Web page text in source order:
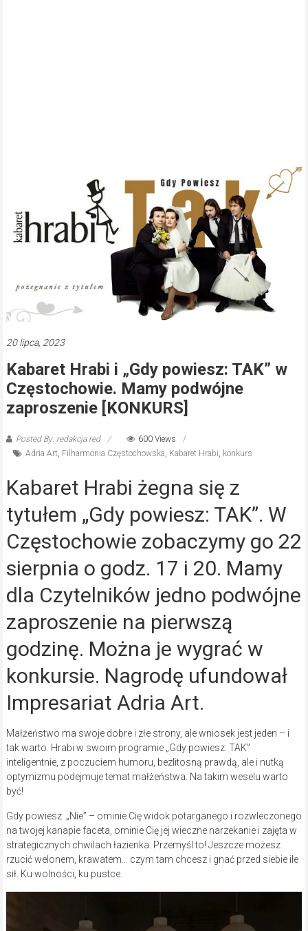
20 lipca, 2023
Kabaret Hrabi i „Gdy powiesz: TAK” w
Częstochowie. Mamy podwójne
zaproszenie [KONKURS]
Posted By: redakcja red
600 Views
Adria Art, Filharmonia Częstochowska, Kabaret Hrabi, konkurs
Kabaret Hrabi żegna się z
tytułem „Gdy powiesz: TAK”. W
Częstochowie zobaczymy go 22
sierpnia o godz. 17 i 20. Mamy
dla Czytelników jedno podwójne
zaproszenie na pierwszą
godzinę. Można je wygrać w
konkursie. Nagrodę ufundował
Impresariat Adria Art.
Małżeństwo ma swoje dobre i złe strony, ale wniosek jest jeden – i
tak warto. Hrabi w swoim programie „Gdy powiesz: TAK”
inteligentnie, z poczuciem humoru, bezlitosną prawdą, ale i nutką
optymizmu podejmuje temat małżeństwa. Na takim weselu warto
być!
Gdy powiesz: „Nie” – ominie Cię widok potarganego i rozwleczonego
na twojej kanapie faceta, ominie Cię jej wieczne narzekanie i zajęta w
strategicznych chwilach łazienka. Przemyśl to! Jeszcze możesz
rzucić welonem, krawatem… czym tam chcesz i gnać przed siebie ile
sił. Ku wolności, ku pustce.